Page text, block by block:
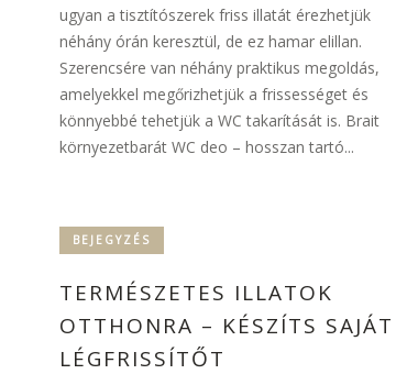
ugyan a tisztítószerek friss illatát érezhetjük
néhány órán keresztül, de ez hamar elillan.
Szerencsére van néhány praktikus megoldás,
amelyekkel megőrizhetjük a frissességet és
könnyebbé tehetjük a WC takarítását is. Brait
környezetbarát WC deo – hosszan tartó...
BEJEGYZÉS
TERMÉSZETES ILLATOK
OTTHONRA – KÉSZÍTS SAJÁT
LÉGFRISSÍTŐT